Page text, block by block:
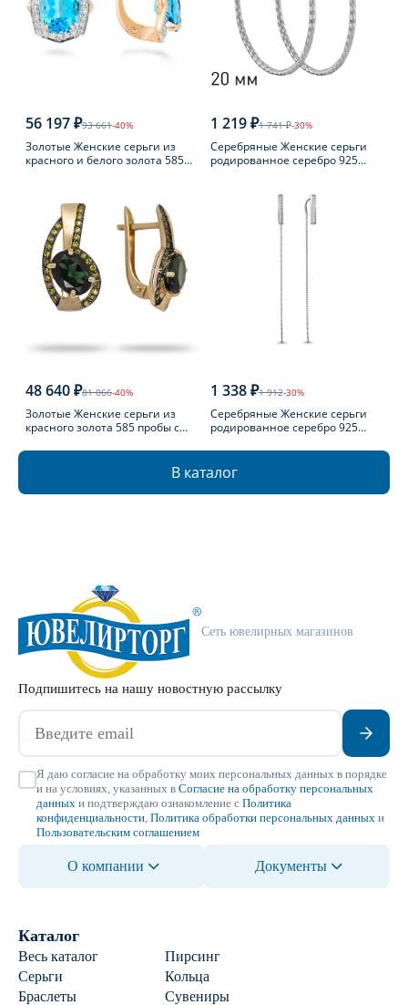
56 197 ₽93 661-40%
Золотые Женские серьги из
красного и белого золота 585
1 219 ₽1 741 ₽-30%
Серебряные Женские серьги
родированное серебро 925
48 640 ₽81 066-40%
Золотые Женские серьги из
красного золота 585 пробы с
1 338 ₽1 912-30%
Серебряные Женские серьги
родированное серебро 925
В каталог
Сеть ювелирных магазинов
Подпишитесь на нашу новостную рассылку
Я даю согласие на обработку моих персональных данных в порядке
и на условиях, указанных в Согласие на обработку персональных
данных и подтверждаю ознакомление с Политика
конфиденциальности Политика обработки персональных данных и
Пользовательским соглашением
О компании Документы
Каталог
Весь каталог
Пирсинг
Серьги
Кольца
Браслеты
Сувениры